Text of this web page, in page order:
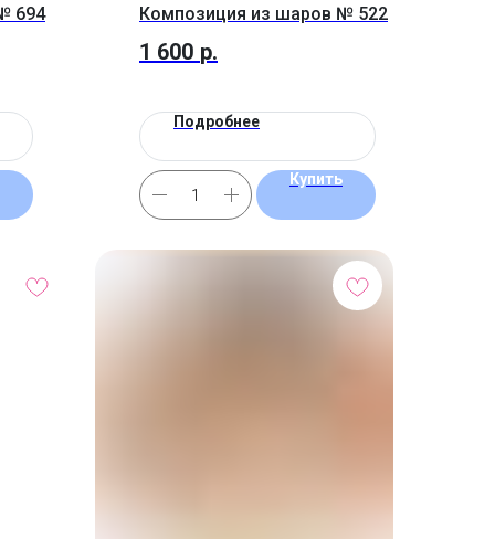
694 Композиция из шаров № 522
1 600 р.
Подробнее
Купить